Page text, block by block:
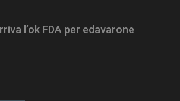
l’ok FDA per edavarone